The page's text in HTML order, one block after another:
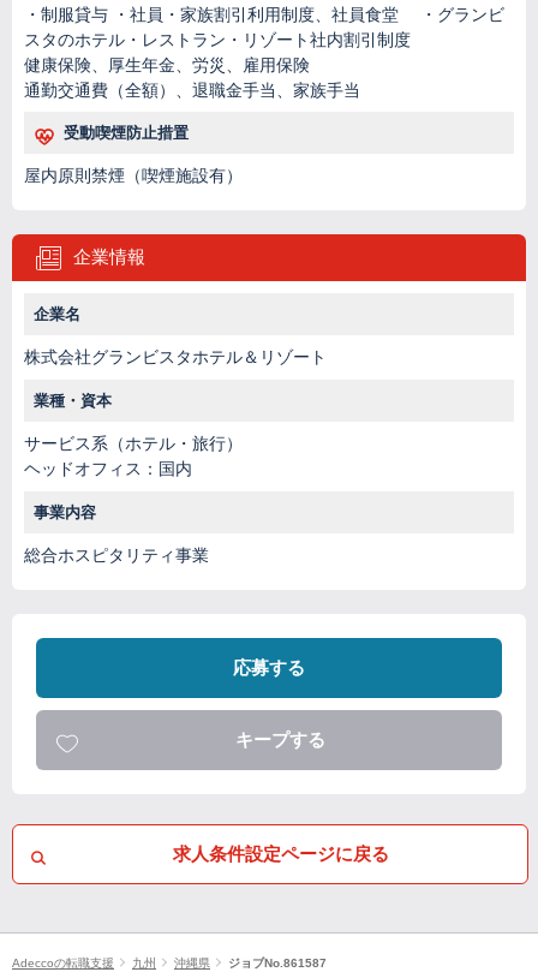
・制服貸与 ・社員・家族割引利用制度、社員食堂 ・グランビ
スタのホテル・レストラン・リゾート社内割引制度
健康保険、厚生年金、労災、雇用保険
通勤交通費（全額）、退職金手当、家族手当
受動喫煙防止措置
屋内原則禁煙（喫煙施設有）
企業情報
企業名
株式会社グランビスタホテル＆リゾート
業種・資本
サービス系（ホテル・旅行）
ヘッドオフィス：国内
事業内容
総合ホスピタリティ事業
応募する
キープする
求人条件設定ページに戻る
Adeccoの転職支援 九州 沖縄県 ジョブNo.861587